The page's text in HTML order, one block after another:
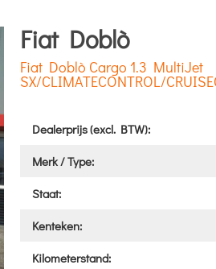
Fiat Doblò
Fiat Doblò Cargo 1.3 MultiJet
SX/CLIMATECONTROL/
Dealerprijs (excl. BTW):
Merk / Type:
Staat:
Kenteken:
Kilometerstand: